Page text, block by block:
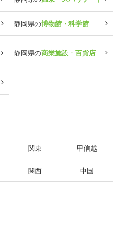
静岡県の博物館・科学館
静岡県の商業施設・百貨店
関東 甲信越
関西 中国